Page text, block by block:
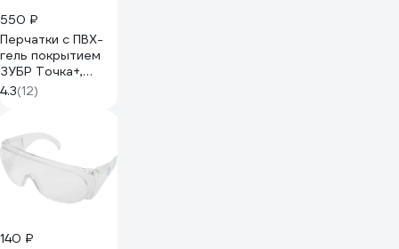
550 ₽
Перчатки с ПВХ-
гель покрытием
ЗУБР Точка+,
размер L-XL, 10
пар, 11451-K10
4.3(12)
140 ₽